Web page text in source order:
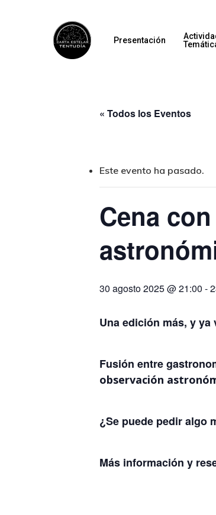
Presentación
« Todos los Eventos
Este evento ha pasado.
Cena
30 agosto 2025 @ 21:00 -
Una edición más, y
Fusión entre
observación
¿Se puede pedir algo
Más información y